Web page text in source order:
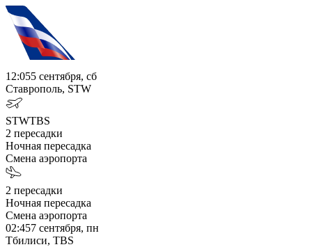
12:055 сентября, сб
Ставрополь, STW
STWTBS
2 пересадки
Ночная пересадка
Смена аэропорта
2 пересадки
Ночная пересадка
Смена аэропорта
02:457 сентября, пн
Тбилиси, TBS